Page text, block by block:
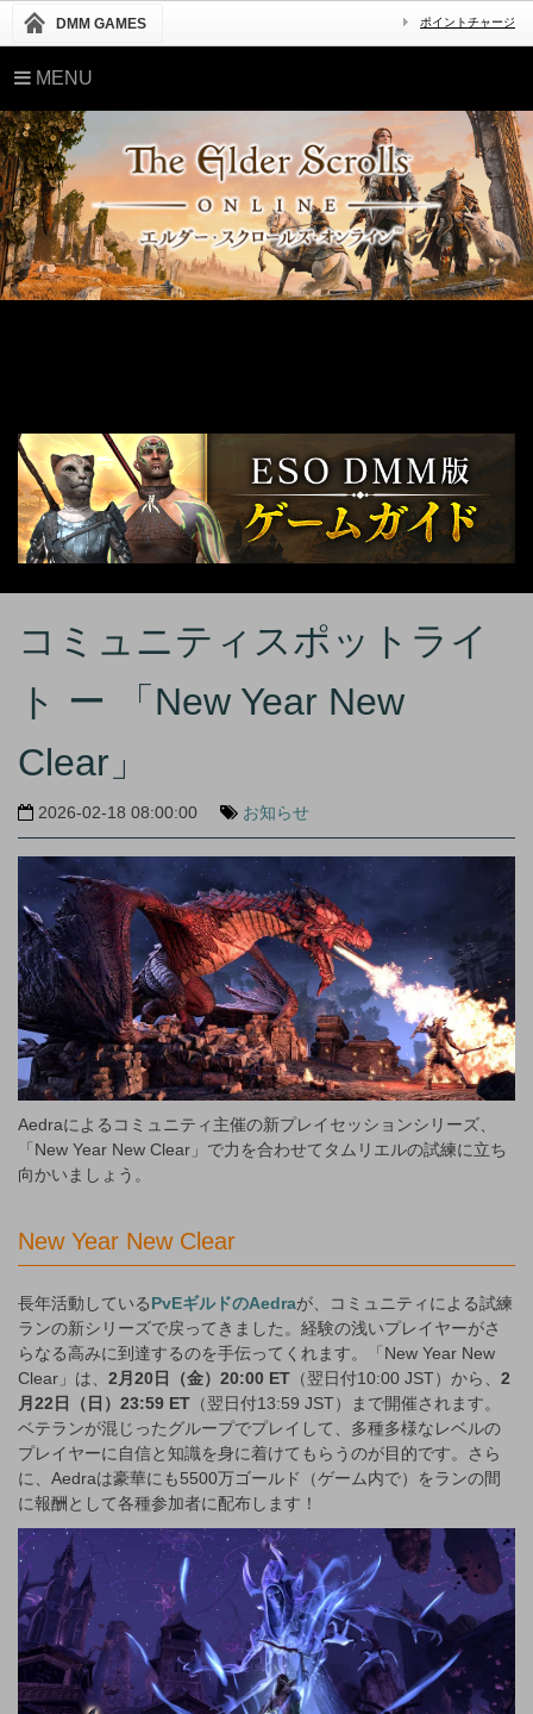
DMM GAMES ポイントチャージ
MENU
コミュニティスポットライ
ト ー 「New Year New
Clear」
2026-02-18 08:00:00 お知らせ
Aedraによるコミュニティ主催の新プレイセッションシリーズ、
「New Year New Clear」で力を合わせてタムリエルの試練に立ち
向かいましょう。
New Year New Clear
長年活動しているPvEギルドのAedraが、コミュニティによる試練
ランの新シリーズで戻ってきました。経験の浅いプレイヤーがさ
らなる高みに到達するのを手伝ってくれます。「New Year New
Clear」は、 2月20日（金）20:00 ET （翌日付10:00 JST）から、 2
月22日（日）23:59 ET （翌日付13:59 JST）まで開催されます。
ベテランが混じったグループでプレイして、多種多様なレベルの
プレイヤーに自信と知識を身に着けてもらうのが目的です。さら
に、Aedraは豪華にも5500万ゴールド（ゲーム内で）をランの間
に報酬として各種参加者に配布します！